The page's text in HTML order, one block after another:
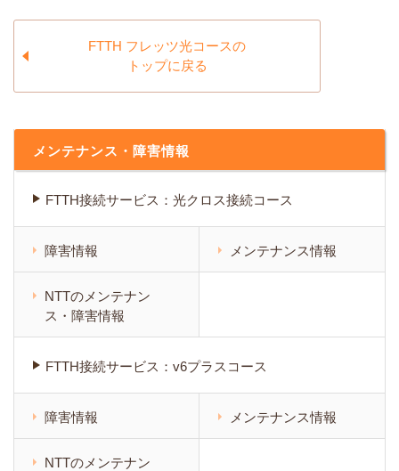
FTTH フレッツ光コースの
トップに戻る
メンテナンス・障害情報
FTTH接続サービス：光クロス接続コース
障害情報 メンテナンス情報
NTTのメンテナン
ス・障害情報
FTTH接続サービス：v6プラスコース
障害情報 メンテナンス情報
NTTのメンテナン